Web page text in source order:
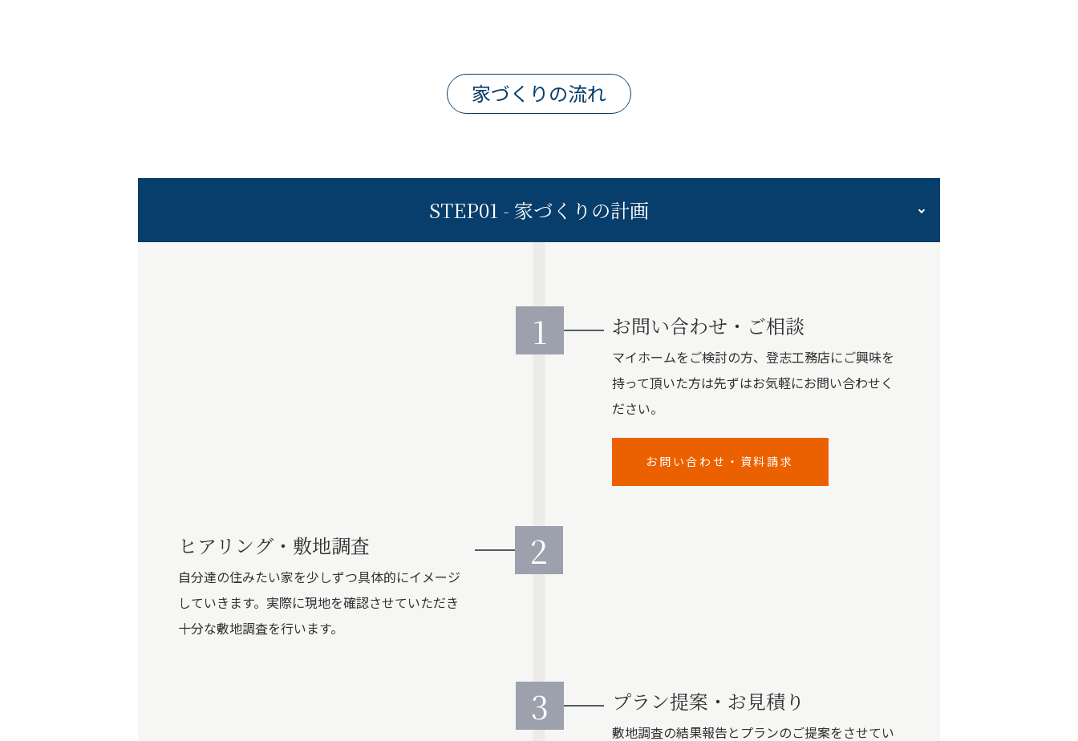
家づくりの流れ
STEP01 - 家づくりの計画
1 お問い合わせ・ご相談
マイホームをご検討の方、登志工務店にご興味を
持って頂いた方は先ずはお気軽にお問い合わせく
ださい。
お問い合わせ・資料請求
2
ヒアリング・敷地調査
自分達の住みたい家を少しずつ具体的にイメージ
していきます。実際に現地を確認させていただき
十分な敷地調査を行います。
3 プラン提案・お見積り
敷地調査の結果報告とプランのご提案をさせてい